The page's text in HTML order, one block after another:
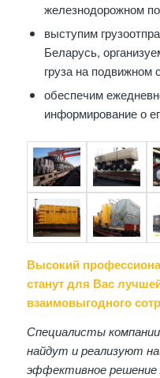
железнодорожном
выступим
Беларусь,
груза на подвижном
обеспечим
информирование о
Высокий
станут для Вас
взаимовыгодного
Специалисты
найдут и реализуют
эффективное решение